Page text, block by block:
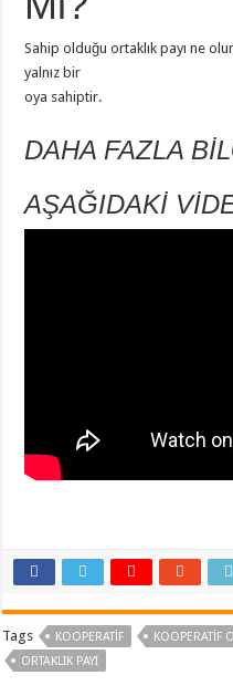
Sahip olduğu ortaklık payı ne
yalnız bir
oya sahiptir.
DAHA FAZLA
AŞAĞIDAKİ
Tags KOOPERATIF KOOPERATIF
ORTAKLIK PAYI